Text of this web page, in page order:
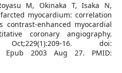
M, Okinaka T, Isaka N,
myocardium: correlation
contrast-enhanced myocardial
coronary angiography.
16. doi:
Epub 2003 Aug 27. PMID: